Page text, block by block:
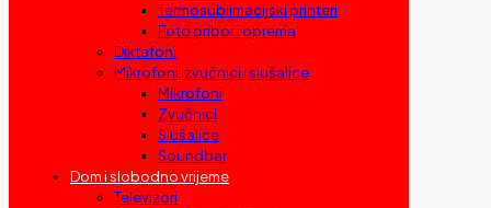
Termosublimacijski printeri
Foto pribor i oprema
Diktafoni
Mikrofoni, zvučnici i slušalice
Mikrofoni
Zvučnici
Slušalice
Soundbar
Dom i slobodno vrijeme
Televizori